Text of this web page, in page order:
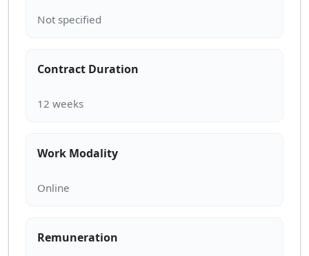
Contract Duration
Work Modality
Remuneration